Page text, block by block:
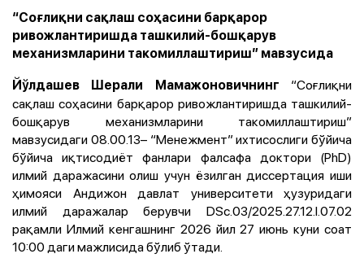
“Соғлиқни сақлаш соҳасини барқарор
ривожлантиришда ташкилий-бошқарув
механизмларини такомиллаштириш” мавзусида
Йўлдашев Шерали Мамажоновичнинг
“Соғлиқни
сақлаш соҳасини барқарор ривожлантиришда ташкилий-
бошқарув механизмларини такомиллаштириш”
мавзусидаги 08.00.13– “Менежмент” ихтисослиги бўйича
бўйича иқтисодиёт фанлари фалсафа доктори (PhD)
илмий даражасини олиш учун ёзилган диссертация иши
ҳимояси Андижон давлат университети ҳузуридаги
илмий даражалар берувчи DSc.03/2025.27.12.I.07.02
рақамли Илмий кенгашнинг 2026 йил 27 июнь куни соат
10:00 даги мажлисида бўлиб ўтади.